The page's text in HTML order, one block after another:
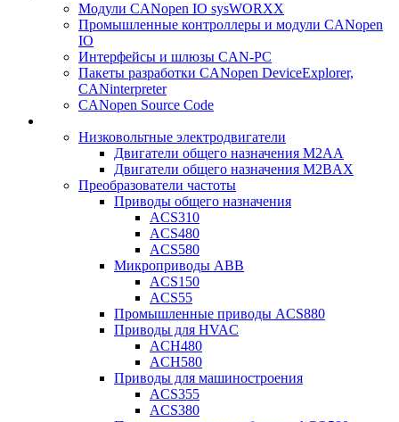
Модули CANopen IO sysWORXX
Промышленные контроллеры и модули CANopen
IO
Интерфейсы и шлюзы CAN-PC
Пакеты разработки CANopen DeviceExplorer,
CANinterpreter
CANopen Source Code
Низковольтные электродвигатели
Двигатели общего назначения M2AA
Двигатели общего назначения M2BAX
Преобразователи частоты
Приводы общего назначения
ACS310
ACS480
ACS580
Микроприводы ABB
ACS150
ACS55
Промышленные приводы ACS880
Приводы для HVAC
ACH480
ACH580
Приводы для машиностроения
ACS355
ACS380